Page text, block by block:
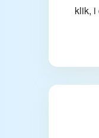
klik, i